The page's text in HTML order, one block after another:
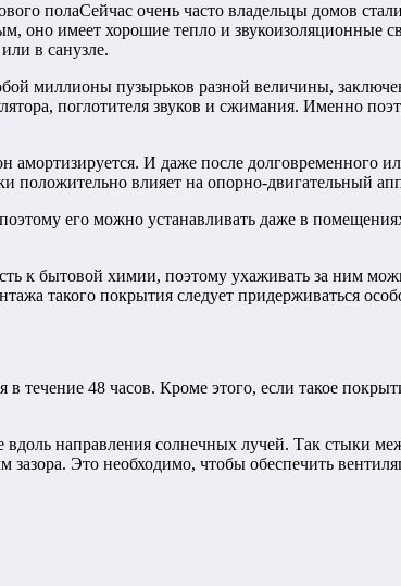
Сейчас очень часто владельцы домов
оно имеет хорошие тепло и звукоизоляционные
в санузле.
миллионы пузырьков разной величины,
поглотителя звуков и сжимания. Именно
амортизируется. И даже после долговременного
положительно влияет на опорно-двигательный
его можно устанавливать даже в
к бытовой химии, поэтому ухаживать за ним
такого покрытия следует придерживаться
течение 48 часов. Кроме этого, если такое
направления солнечных лучей. Так стыки
Это необходимо, чтобы обеспечить